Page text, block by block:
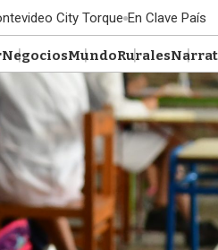
City Torque En Clave País
NegociosMundoRurales